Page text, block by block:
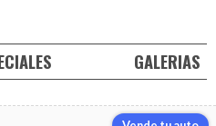
GALERIAS